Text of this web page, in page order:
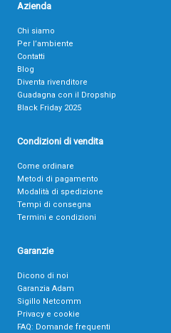
Azienda
Chi siamo
Per l’ambiente
Contatti
Blog
Diventa rivenditore
Guadagna con il Dropship
Black Friday 2025
Condizioni di vendita
Come ordinare
Metodi di pagamento
Modalità di spedizione
Tempi di consegna
Termini e condizioni
Garanzie
Dicono di noi
Garanzia Adam
Sigillo Netcomm
Privacy e cookie
FAQ: Domande frequenti